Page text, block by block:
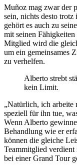
Muñoz mag zwar der
sein, nichts desto
gehört es auch zu
mit seinen
Mitglied wird die
um ein gemeinsames
zu verhelfen.
Alberto strebt
kein Limit.
„Natürlich, ich arbeite
speziell für ihn tue,
Wenn Alberto
Behandlung wie er
können die gleiche
Teammitglied verdient
bei einer Grand Tour